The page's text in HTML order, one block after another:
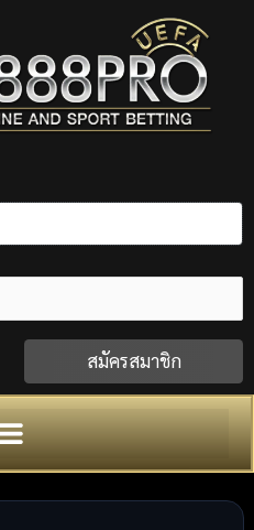
สมัครสมาชิก